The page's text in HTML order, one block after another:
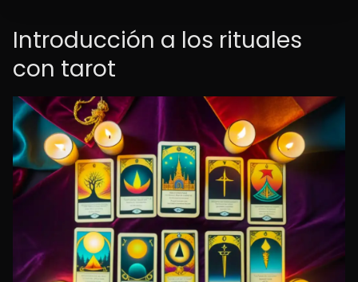
Introducción a los rituales
con tarot